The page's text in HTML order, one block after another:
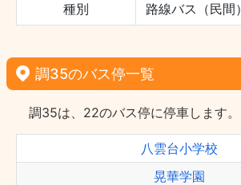
種別 路線バス（民間）
調35のバス停一覧
調35は、22のバス停に停車します。
八雲台小学校
晃華学園